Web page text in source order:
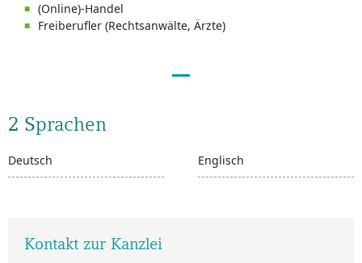
(Online)-Handel
Freiberufler (Rechtsanwälte, Ärzte)
2 Sprachen
Deutsch Englisch
Kontakt zur Kanzlei